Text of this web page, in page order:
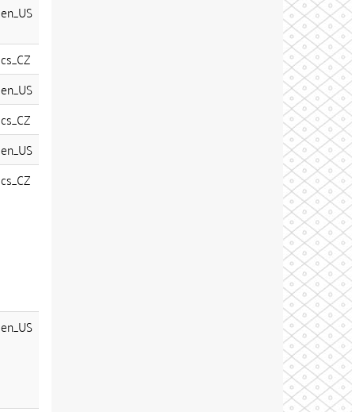
en_US
cs_CZ
en_US
cs_CZ
en_US
cs_CZ
en_US